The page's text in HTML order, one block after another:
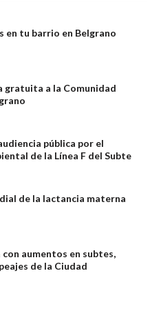
en tu barrio en Belgrano
gratuita a la Comunidad
pública por el
de la Línea F del Subte
de la lactancia materna
aumentos en subtes,
de la Ciudad